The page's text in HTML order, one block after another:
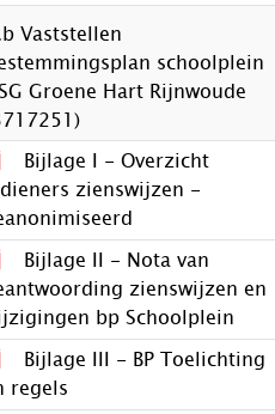
Vaststellen
schoolplein
Groene Hart Rijnwoude
Bijlage I - Overzicht
zienswijzen -
Bijlage II - Nota van
zienswijzen en
bp Schoolplein
Bijlage III - BP Toelichting
regels